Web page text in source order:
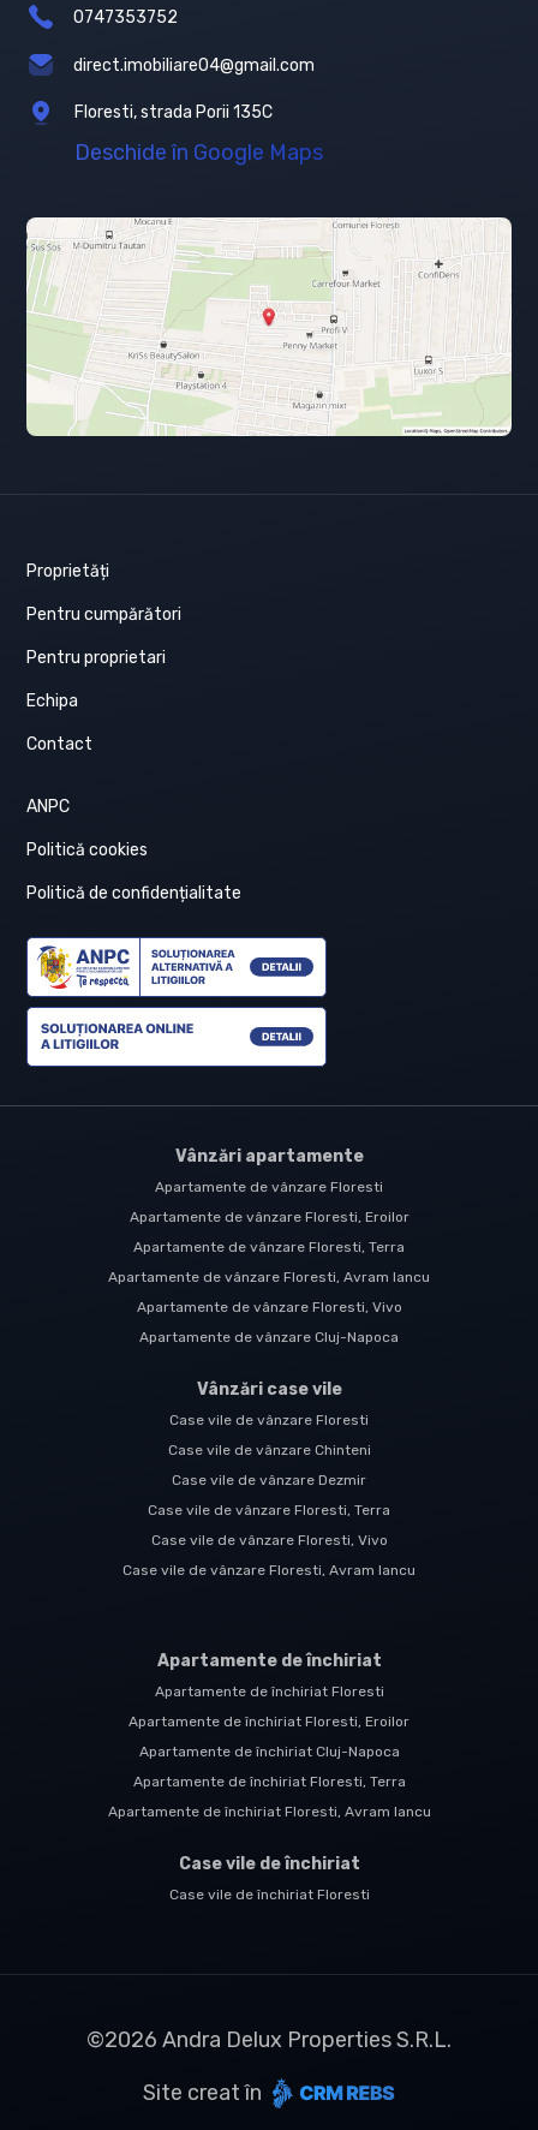
0747353752
direct.imobiliare04@gmail.com
Floresti, strada Porii 135C
Deschide în Google Maps
Proprietăți
Pentru cumpărători
Pentru proprietari
Echipa
Contact
ANPC
Politică cookies
Politică de confidențialitate
Vânzări apartamente
Apartamente de vânzare Floresti
Apartamente de vânzare Floresti, Eroilor
Apartamente de vânzare Floresti, Terra
Apartamente de vânzare Floresti, Avram Iancu
Apartamente de vânzare Floresti, Vivo
Apartamente de vânzare Cluj-Napoca
Vânzări case vile
Case vile de vânzare Floresti
Case vile de vânzare Chinteni
Case vile de vânzare Dezmir
Case vile de vânzare Floresti, Terra
Case vile de vânzare Floresti, Vivo
Case vile de vânzare Floresti, Avram Iancu
Apartamente de închiriat
Apartamente de închiriat Floresti
Apartamente de închiriat Floresti, Eroilor
Apartamente de închiriat Cluj-Napoca
Apartamente de închiriat Floresti, Terra
Apartamente de închiriat Floresti, Avram Iancu
Case vile de închiriat
Case vile de închiriat Floresti
©2026 Andra Delux Properties S.R.L.
Site creat în